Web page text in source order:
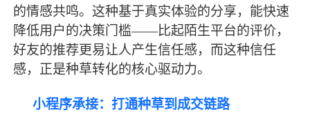
的情感共鸣。这种基于真实体验的分享，能快速
降低用户的决策门槛——比起陌生平台的评价，
好友的推荐更易让人产生信任感，而这种信任
感，正是种草转化的核心驱动力。
小程序承接：打通种草到成交链路